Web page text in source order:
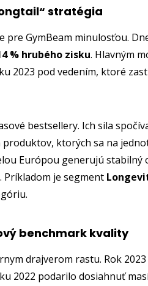
stratégia
pre GymBeam minulosťou.
% hrubého zisku. Hlavným
2023 pod vedením, ktoré
bestsellery. Ich sila
produktov, ktorých sa na
Európou generujú stabilný
. Príkladom je segment
benchmark kvality
drajverom rastu. Rok
2022 podarilo dosiahnuť